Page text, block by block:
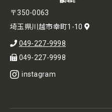
〒350-0063
埼玉県川越市幸町1-10
049-227-9998
049-227-9998
instagram